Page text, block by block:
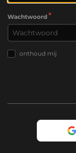
Wachtwoord*
onthoud mij